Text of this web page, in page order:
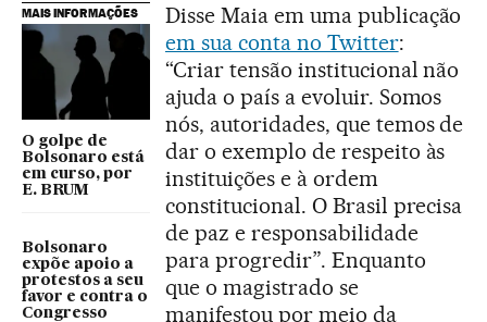
MAIS INFORMAÇÕES
O golpe de
Bolsonaro está
em curso, por
E. BRUM
Bolsonaro
expõe apoio a
protestos a seu
favor e contra o
Congresso
Disse Maia em uma publicação
em sua conta no Twitter:
“Criar tensão institucional não
ajuda o país a evoluir. Somos
nós, autoridades, que temos de
dar o exemplo de respeito às
instituições e à ordem
constitucional. O Brasil precisa
de paz e responsabilidade
para progredir”. Enquanto
que o magistrado se
manifestou por meio da